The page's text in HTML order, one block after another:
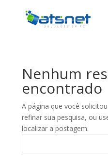
Nenhum
encontrado
A página que você
refinar sua pesquisa, ou
localizar a postagem.